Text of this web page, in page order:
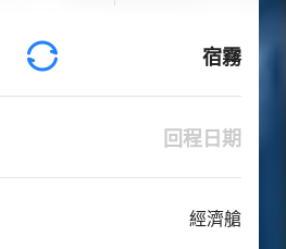
宿霧
回程日期
經濟艙